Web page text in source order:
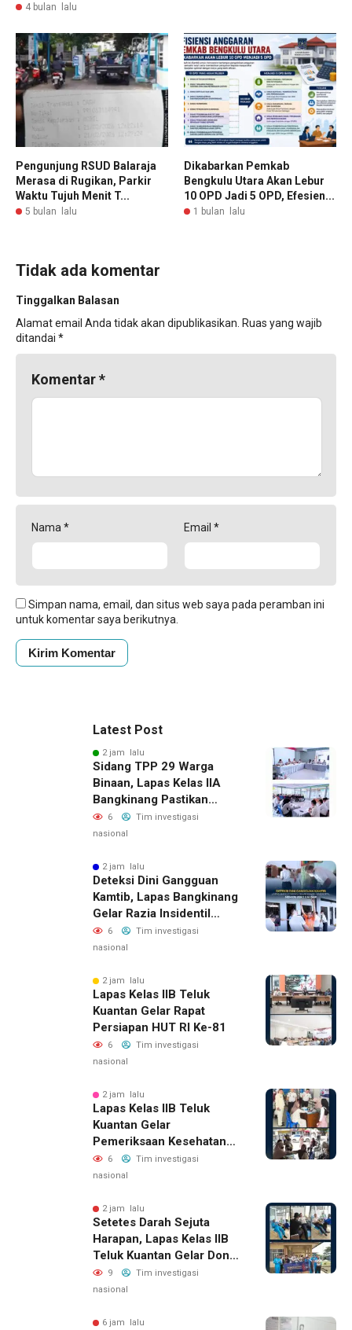
4 bulan lalu
Pengunjung RSUD Balaraja
Merasa di Rugikan, Parkir
Waktu Tujuh Menit T...
5 bulan lalu
Dikabarkan Pemkab
Bengkulu Utara Akan Lebur
10 OPD Jadi 5 OPD, Efesien...
1 bulan lalu
Tidak ada komentar
Tinggalkan Balasan
Alamat email Anda tidak akan dipublikasikan. Ruas yang wajib
ditandai *
Komentar*
Nama * Email *
Simpan nama, email, dan situs web saya pada peramban ini
untuk komentar saya berikutnya.
Latest Post
2 jam lalu
Sidang TPP 29 Warga
Binaan, Lapas Kelas IIA
Bangkinang Pastikan
Layanan Integrasi Gratis
Dan Transparan
6
Tim investigasi
nasional
2 jam lalu
Deteksi Dini Gangguan
Kamtib, Lapas Bangkinang
Gelar Razia Insidentil
Menuju Zero Halinar
6
Tim investigasi
nasional
2 jam lalu
Lapas Kelas IIB Teluk
Kuantan Gelar Rapat
Persiapan HUT RI Ke-81
6
Tim investigasi
nasional
2 jam lalu
Lapas Kelas IIB Teluk
Kuantan Gelar
Pemeriksaan Kesehatan
Gratis Bagi Keluarga
Warga Binaan Dan
6
Tim investigasi
nasional
2 jam lalu
Setetes Darah Sejuta
Harapan, Lapas Kelas IIB
Teluk Kuantan Gelar Donor
Darah
9
Tim investigasi
nasional
6 jam lalu